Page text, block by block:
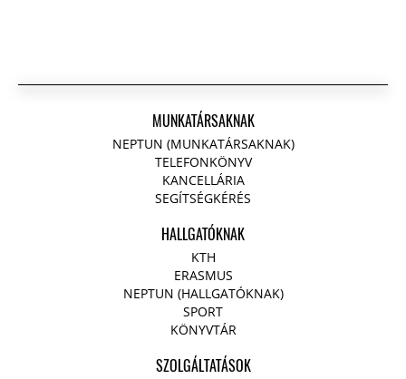
MUNKATÁRSAKNAK
NEPTUN (MUNKATÁRSAKNAK)
TELEFONKÖNYV
KANCELLÁRIA
SEGÍTSÉGKÉRÉS
HALLGATÓKNAK
KTH
ERASMUS
NEPTUN (HALLGATÓKNAK)
SPORT
KÖNYVTÁR
SZOLGÁLTATÁSOK